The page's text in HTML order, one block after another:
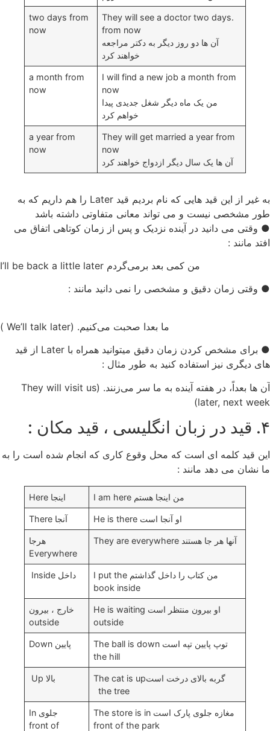
.They will see a doctor two days
from now
آن ها دو روز دیگر به دکتر مراجعه
خواهند کرد
two days from
now
I will find a new job a month from
now
من یک ماه دیگر شغل جدیدی پیدا
خواهم کرد
a month from
now
They will get married a year from
now
آن ها یک سال دیگر ازدواج خواهند کرد
a year from
now
به غیر از این قید هایی که نام بردیم قید Later را هم داریم که به
طور مشخصی نیست و می تواند معانی متفاوتی داشته باشد
● وقتی می دانید در آینده نزدیک و پس از زمان کوتاهی اتفاق می
افتد مانند :
من کمی بعد برمی‌گردم I’ll be back a little later
● وقتی زمان دقیق و مشخصی را نمی دانید مانند :
ما بعدا صحبت می‌کنیم. (We’ll talk later )
● برای مشخص کردن زمان دقیق میتوانید همراه با Later از قید
های دیگری نیز استفاده کنید به طور مثال :
آن ها بعداً، در هفته آینده به ما سر می‌زنند. (They will visit us
later, next week)
۴. قید در زبان انگلیسی ، قید مکان :
این قید کلمه ای است که محل وقوع کاری که انجام شده است را به
ما نشان می دهد مانند :
من اینجا هستم I am here اینجا Here
او آنجا است He is there آنجا There
آنها هر جا هستند They are everywhere
هرجا
Everywhere
من کتاب را داخل گذاشتم I put the
book inside
داخل Inside
او بیرون منتظر است He is waiting
outside
خارج ، بیرون
outside
توپ پایین تپه است The ball is down
the hill
پایین Down
گربه بالای درخت استThe cat is up
the tree
بالا Up
مغازه جلوی پارک است The store is in
front of the park
جلوی In
front of